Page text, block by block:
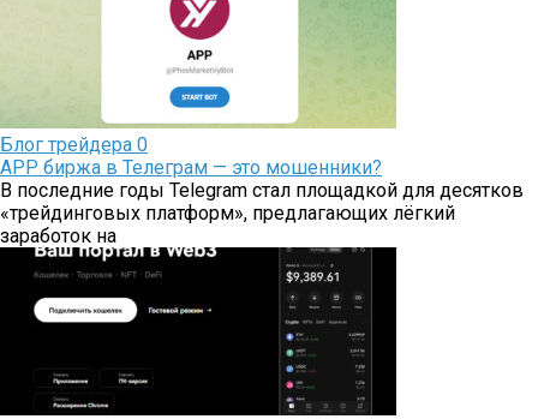
Блог трейдера 0
APP биржа в Телеграм — это мошенники?
В последние годы Telegram стал площадкой для десятков
«трейдинговых платформ», предлагающих лёгкий
заработок на